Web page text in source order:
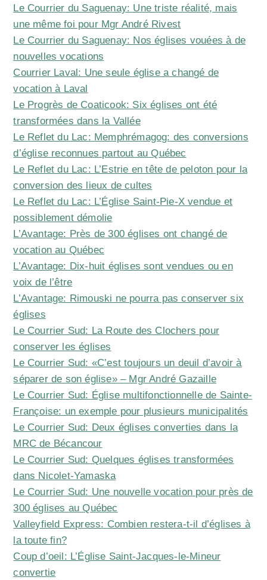
Le Courrier du Saguenay: Une triste réalité, mais
une même foi pour Mgr André Rivest
Le Courrier du Saguenay: Nos églises vouées à de
nouvelles vocations
Courrier Laval: Une seule église a changé de
vocation à Laval
Le Progrès de Coaticook: Six églises ont été
transformées dans la Vallée
Le Reflet du Lac: Memphrémagog: des conversions
d’église reconnues partout au Québec
Le Reflet du Lac: L’Estrie en tête de peloton pour la
conversion des lieux de cultes
Le Reflet du Lac: L’Église Saint-Pie-X vendue et
possiblement démolie
L’Avantage: Près de 300 églises ont changé de
vocation au Québec
L’Avantage: Dix-huit églises sont vendues ou en
voix de l’être
L’Avantage: Rimouski ne pourra pas conserver six
églises
Le Courrier Sud: La Route des Clochers pour
conserver les églises
Le Courrier Sud: «C’est toujours un deuil d’avoir à
séparer de son église» – Mgr André Gazaille
Le Courrier Sud: Église multifonctionnelle de Sainte-
Françoise: un exemple pour plusieurs municipalités
Le Courrier Sud: Deux églises converties dans la
MRC de Bécancour
Le Courrier Sud: Quelques églises transformées
dans Nicolet-Yamaska
Le Courrier Sud: Une nouvelle vocation pour près de
300 églises au Québec
Valleyfield Express: Combien restera-t-il d’églises à
la toute fin?
Coup d’oeil: L’Église Saint-Jacques-le-Mineur
convertie